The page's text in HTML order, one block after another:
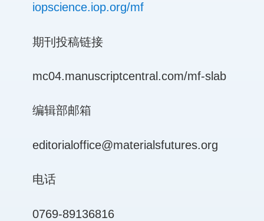
iopscience.iop.org/mf
期刊投稿链接
mc04.manuscriptcentral.com/mf-slab
编辑部邮箱
editorialoffice@materialsfutures.org
电话
0769-89136816